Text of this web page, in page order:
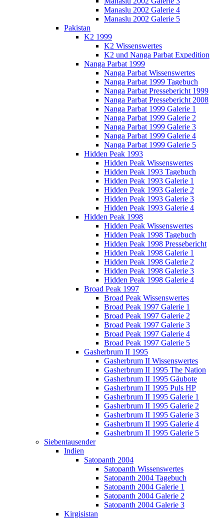
Manaslu 2002 Galerie 4
Manaslu 2002 Galerie 5
Pakistan
K2 1999
K2 Wissenswertes
K2 und Nanga Parbat Expedition
Nanga Parbat 1999
Nanga Parbat Wissenswertes
Nanga Parbat 1999 Tagebuch
Nanga Parbat Pressebericht 1999
Nanga Parbat Pressebericht 2008
Nanga Parbat 1999 Galerie 1
Nanga Parbat 1999 Galerie 2
Nanga Parbat 1999 Galerie 3
Nanga Parbat 1999 Galerie 4
Nanga Parbat 1999 Galerie 5
Hidden Peak 1993
Hidden Peak Wissenswertes
Hidden Peak 1993 Tagebuch
Hidden Peak 1993 Galerie 1
Hidden Peak 1993 Galerie 2
Hidden Peak 1993 Galerie 3
Hidden Peak 1993 Galerie 4
Hidden Peak 1998
Hidden Peak Wissenswertes
Hidden Peak 1998 Tagebuch
Hidden Peak 1998 Pressebericht
Hidden Peak 1998 Galerie 1
Hidden Peak 1998 Galerie 2
Hidden Peak 1998 Galerie 3
Hidden Peak 1998 Galerie 4
Broad Peak 1997
Broad Peak Wissenswertes
Broad Peak 1997 Galerie 1
Broad Peak 1997 Galerie 2
Broad Peak 1997 Galerie 3
Broad Peak 1997 Galerie 4
Broad Peak 1997 Galerie 5
Gasherbrum II 1995
Gasherbrum II Wissenswertes
Gasherbrum II 1995 The Nation
Gasherbrum II 1995 Gäubote
Gasherbrum II 1995 Puls HP
Gasherbrum II 1995 Galerie 1
Gasherbrum II 1995 Galerie 2
Gasherbrum II 1995 Galerie 3
Gasherbrum II 1995 Galerie 4
Gasherbrum II 1995 Galerie 5
Siebentausender
Indien
Satopanth 2004
Satopanth Wissenswertes
Satopanth 2004 Tagebuch
Satopanth 2004 Galerie 1
Satopanth 2004 Galerie 2
Satopanth 2004 Galerie 3
Kirgisistan